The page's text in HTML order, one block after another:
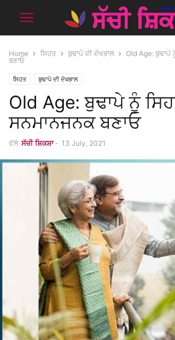
Home ਸਿਹਤ ਬੁਢਾਪੇ ਦੀ ਦੇਖਭਾਲ
Old Age:
ਬਣਾਓ
ਸਿਹਤ ਬੁਢਾਪੇ ਦੀ ਦੇਖਭਾਲ
Old Age: ਬੁਢਾਪੇ ਨੂੰ
ਸਨਮਾਨਜਨਕ ਬਣਾਓ
ਵੱਲੋ ਸੱਚੀ ਸ਼ਿਕਸ਼ਾ - 13 July, 2021